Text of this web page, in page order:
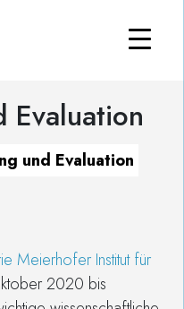
Evaluation
und Evaluation
Meierhofer Institut für
2020 bis